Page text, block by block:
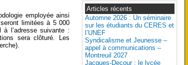
employée ainsi
limitées à 5 000
l’adresse suivante :
sera clôturé. Les
Articles récents
Automne 2026 : Un séminaire
sur les étudiants du CERES et
l’UNEF
Syndicalisme et Jeunesse –
appel à communications –
Montreuil 2027
Jacques-Decour : le lycée